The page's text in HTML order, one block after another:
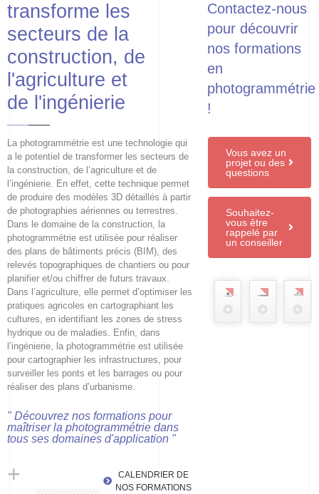
transforme les
secteurs de la
construction, de
l'agriculture et
de l'ingénierie
La photogrammétrie est une technologie qui
a le potentiel de transformer les secteurs de
la construction, de l’agriculture et de
l’ingénierie. En effet, cette technique permet
de produire des modèles 3D détaillés à partir
de photographies aériennes ou terrestres.
Dans le domaine de la construction, la
photogrammétrie est utilisée pour réaliser
des plans de bâtiments précis (BIM), des
relevés topographiques de chantiers ou pour
planifier et/ou chiffrer de futurs travaux.
Dans l’agriculture, elle permet d’optimiser les
pratiques agricoles en cartographiant les
cultures, en identifiant les zones de stress
hydrique ou de maladies. Enfin, dans
l’ingénierie, la photogrammétrie est utilisée
pour cartographier les infrastructures, pour
surveiller les ponts et les barrages ou pour
réaliser des plans d’urbanisme.
" Découvrez nos formations pour
maîtriser la photogrammétrie dans
tous ses domaines d'application "
+
CALENDRIER DE
NOS FORMATIONS
Contactez-nous
pour découvrir
nos formations
en
photogrammétrie
!
Vous avez un
projet ou des
questions
Souhaitez-
vous être
rappelé par
un conseiller